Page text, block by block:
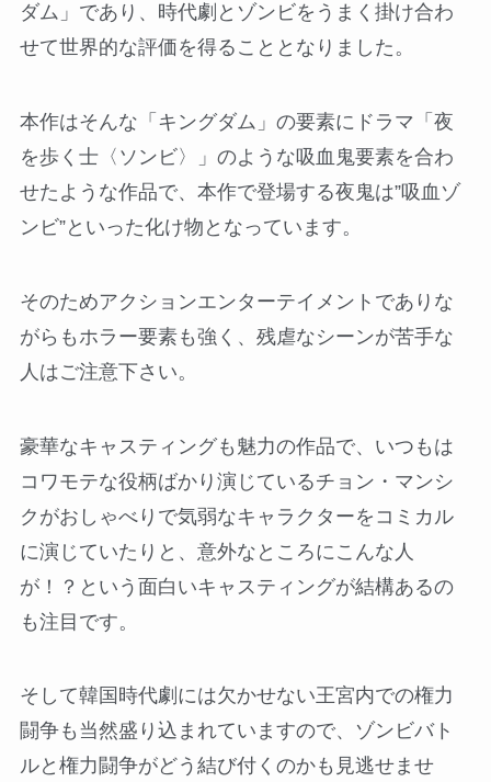
ダム」であり、時代劇とゾンビをうまく掛け合わ
せて世界的な評価を得ることとなりました。
本作はそんな「キングダム」の要素にドラマ「夜
を歩く士〈ソンビ〉」のような吸血鬼要素を合わ
せたような作品で、本作で登場する夜鬼は”吸血ゾ
ンビ”といった化け物となっています。
そのためアクションエンターテイメントでありな
がらもホラー要素も強く、残虐なシーンが苦手な
人はご注意下さい。
豪華なキャスティングも魅力の作品で、いつもは
コワモテな役柄ばかり演じているチョン・マンシ
クがおしゃべりで気弱なキャラクターをコミカル
に演じていたりと、意外なところにこんな人
が！？という面白いキャスティングが結構あるの
も注目です。
そして韓国時代劇には欠かせない王宮内での権力
闘争も当然盛り込まれていますので、ゾンビバト
ルと権力闘争がどう結び付くのかも見逃せませ